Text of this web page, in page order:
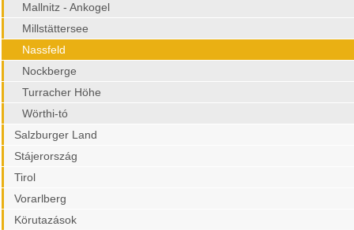
Mallnitz - Ankogel
Millstättersee
Nassfeld
Nockberge
Turracher Höhe
Wörthi-tó
Salzburger Land
Stájerország
Tirol
Vorarlberg
Körutazások